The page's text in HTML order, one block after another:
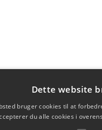
Dette website
bruger cookies til at
du alle cookies i